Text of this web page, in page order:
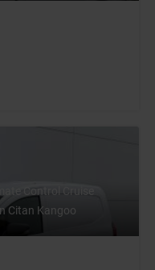
Control Cruise
Citan Kangoo